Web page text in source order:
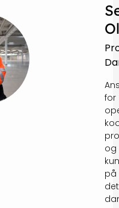
for
og
på
det